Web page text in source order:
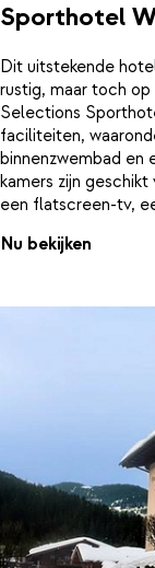
Sporthotel
Dit uitstekende
rustig, maar toch
Selections
faciliteiten,
binnenzwembad en
kamers zijn
een flatscreen-tv,
slaapbank. In het
een uitgebreid
wellness van ruim
met apart
een Turks
Ondertussen
kinderclub. Het
zelfs verder
circa 225 m², met
een ninja course,
en tafeltennis.Een
Nu bekijken